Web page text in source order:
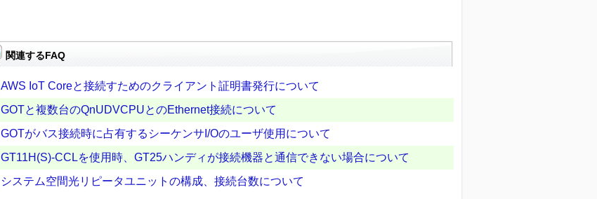
関連するFAQ
AWS IoT Coreと接続すためのクライアント証明書発行について
GOTと複数台のQnUDVCPUとのEthernet接続について
GOTがバス接続時に占有するシーケンサI/Oのユーザ使用について
GT11H(S)-CCLを使用時、GT25ハンディが接続機器と通信できない場合について
システム空間光リピータユニットの構成、接続台数について